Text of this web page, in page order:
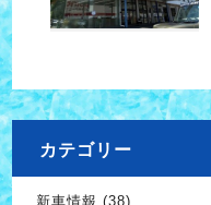
カテゴリー
新車情報 (38)